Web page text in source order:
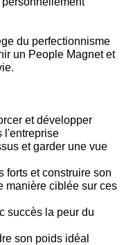
du perfectionnisme
un People Magnet et
et développer
l'entreprise
et garder une vue
forts et construire son
manière ciblée sur ces
succès la peur du
son poids idéal